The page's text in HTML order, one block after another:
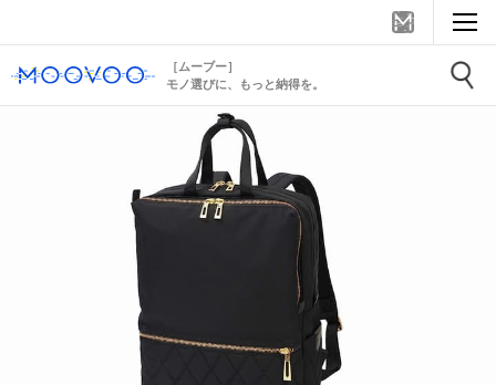
［ムーブー］
モノ選びに、もっと納得を。